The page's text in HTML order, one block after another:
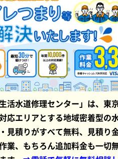
生活水道修理センター」は、東
応エリアとする地域密着型の
見積りがすべて無料、見積り
業、もちろん追加料金も一切